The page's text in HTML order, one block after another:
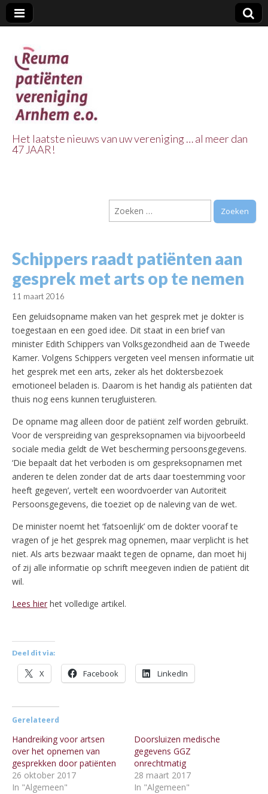
Vereniging
Arnhem e.o.
Het laatste nieuws van uw vereniging … al meer dan
47 JAAR!
Zoeken
naar:
Schippers raadt patiënten aan
gesprek met arts op te nemen
11 maart 2016
Een geluidsopname maken van het gesprek met je dokter is
toegestaan en een goed idee. Dit staat in een brief van
minister Edith Schippers van Volksgezondheid aan de Tweede
Kamer. Volgens Schippers vergeten veel mensen informatie uit
het gesprek met een arts, zeker als het doktersbezoek
emotioneel beladen is. Daarom is het handig als patiënten dat
thuis nog eens kunnen terugluisteren.
De opname mag alleen door de patiënt zelf worden gebruikt.
Voor de verspreiding van gespreksopnamen via bijvoorbeeld
sociale media geldt de Wet bescherming persoonsgegevens.
‘Die bepaalt dat het verboden is om gespreksopnamen met
anderen te delen zonder dat de arts daar toestemming voor
heeft gegeven’, vertelt een woordvoerder van Autoriteit
Persoonsgegevens, die toeziet op de naleving van de wet.
De minister noemt het ‘fatsoenlijk’ om de dokter vooraf te
vragen of je het gesprek mag opnemen, maar verplicht is het
niet. Als arts bezwaar maakt tegen de opname, dan moet hij
of zij alle informatie op schrift meegeven indien de patiënt dit
wil.
Lees hier het volledige artikel.
Deel dit via:
X Facebook LinkedIn
Gerelateerd
Handreiking voor artsen
over het opnemen van
gesprekken door patiënten
26 oktober 2017
In "Algemeen"
Doorsluizen medische
gegevens GGZ
onrechtmatig
28 maart 2017
In "Algemeen"